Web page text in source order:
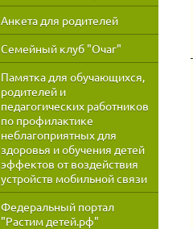
Анкета для родителей
Семейный клуб "Очаг"
Памятка для обучающихся,
родителей и
педагогических работников
по профилактике
неблагоприятных для
здоровья и обучения детей
эффектов от воздействия
устройств мобильной связи
Федеральный портал
"Растим детей.рф"